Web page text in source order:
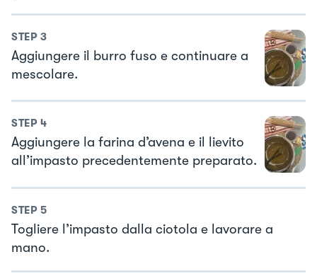
STEP 3
Aggiungere il burro fuso e continuare a
mescolare.
STEP 4
Aggiungere la farina d’avena e il lievito
all’impasto precedentemente preparato.
STEP 5
Togliere l’impasto dalla ciotola e lavorare a
mano.